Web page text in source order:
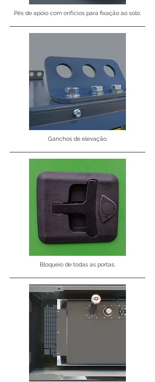
Pés de apoio com orifícios para fixação ao solo.
Ganchos de elevação.
Bloqueio de todas as portas.